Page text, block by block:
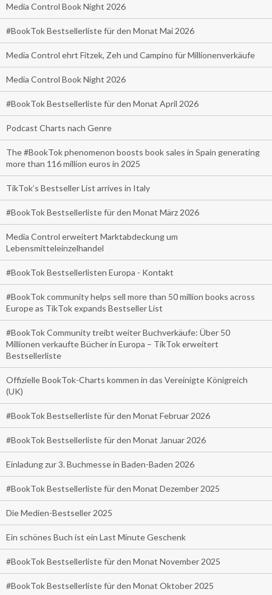
Media Control Book Night 2026
#BookTok Bestsellerliste für den Monat Mai 2026
Media Control ehrt Fitzek, Zeh und Campino für Millionenverkäufe
Media Control Book Night 2026
#BookTok Bestsellerliste für den Monat April 2026
Podcast Charts nach Genre
The #BookTok phenomenon boosts book sales in Spain generating
more than 116 million euros in 2025
TikTok’s Bestseller List arrives in Italy
#BookTok Bestsellerliste für den Monat März 2026
Media Control erweitert Marktabdeckung um
Lebensmitteleinzelhandel
#BookTok Bestsellerlisten Europa - Kontakt
#BookTok community helps sell more than 50 million books across
Europe as TikTok expands Bestseller List
#BookTok Community treibt weiter Buchverkäufe: Über 50
Millionen verkaufte Bücher in Europa – TikTok erweitert
Bestsellerliste
Offizielle BookTok-Charts kommen in das Vereinigte Königreich
(UK)
#BookTok Bestsellerliste für den Monat Februar 2026
#BookTok Bestsellerliste für den Monat Januar 2026
Einladung zur 3. Buchmesse in Baden-Baden 2026
#BookTok Bestsellerliste für den Monat Dezember 2025
Die Medien-Bestseller 2025
Ein schönes Buch ist ein Last Minute Geschenk
#BookTok Bestsellerliste für den Monat November 2025
#BookTok Bestsellerliste für den Monat Oktober 2025